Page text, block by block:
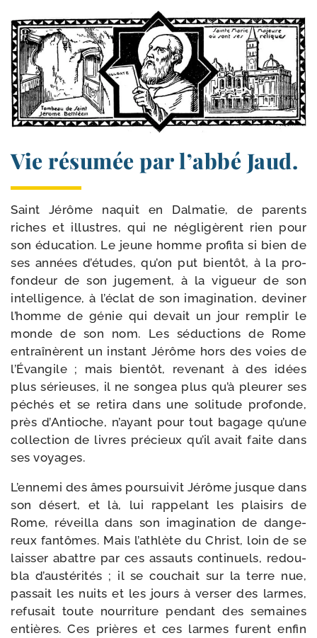
Vie résumée par l’abbé Jaud.
Saint Jérôme naquit en Dalmatie, de parents
riches et illustres, qui ne négli­gèrent rien pour
son édu­ca­tion. Le jeune homme pro­fi­ta si bien de
ses années d’é­tudes, qu’on put bien­tôt, à la pro­
fon­deur de son juge­ment, à la vigueur de son
intel­li­gence, à l’é­clat de son ima­gi­na­tion, devi­ner
l’homme de génie qui devait un jour rem­plir le
monde de son nom. Les séduc­tions de Rome
entraî­nèrent un ins­tant Jérôme hors des voies de
l’Évangile ; mais bien­tôt, reve­nant à des idées
plus sérieuses, il ne son­gea plus qu’à pleu­rer ses
péchés et se reti­ra dans une soli­tude pro­fonde,
près d’Antioche, n’ayant pour tout bagage qu’une
col­lec­tion de livres pré­cieux qu’il avait faite dans
ses voyages.
L’ennemi des âmes pour­sui­vit Jérôme jusque dans
son désert, et là, lui rap­pe­lant les plai­sirs de
Rome, réveilla dans son ima­gi­na­tion de dan­ge­
reux fan­tômes. Mais l’ath­lète du Christ, loin de se
lais­ser abattre par ces assauts conti­nuels, redou­
bla d’aus­té­ri­tés ; il se cou­chait sur la terre nue,
pas­sait les nuits et les jours à ver­ser des larmes,
refu­sait toute nour­ri­ture pen­dant des semaines
entières. Ces prières et ces larmes furent enfin